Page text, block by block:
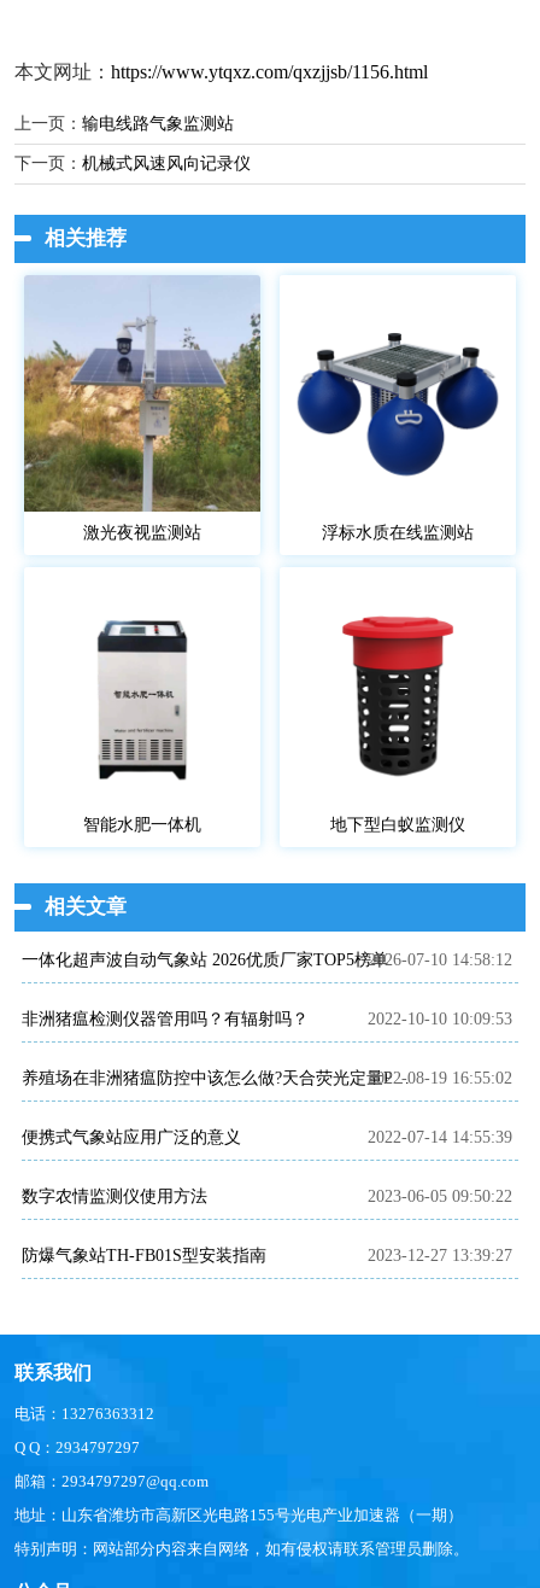
本文网址： https://www.ytqxz.com/qxzjjsb/1156.html
上一页： 输电线路气象监测站
下一页： 机械式风速风向记录仪
相关推荐
激光夜视监测站 浮标水质在线监测站
智能水肥一体机 地下型白蚁监测仪
相关文章
一体化超声波自动气象站 2026优质厂家TOP5榜单2026-07-10 14:58:12
非洲猪瘟检测仪器管用吗？有辐射吗？ 2022-10-10 10:09:53
养殖场在非洲猪瘟防控中该怎么做?天合荧光定量PCR仪产品介绍~
2022-08-19 16:55:02
便携式气象站应用广泛的意义 2022-07-14 14:55:39
数字农情监测仪使用方法 2023-06-05 09:50:22
防爆气象站TH-FB01S型安装指南 2023-12-27 13:39:27
联系我们
电话：13276363312
Q Q：2934797297
邮箱：2934797297@qq.com
地址：山东省潍坊市高新区光电路155号光电产业加速器（一期）
特别声明：网站部分内容来自网络，如有侵权请联系管理员删除。